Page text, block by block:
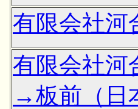
有限会社河
有限会社河
→板前（日